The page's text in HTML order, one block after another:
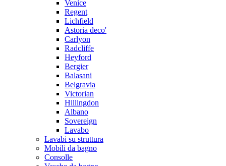
Venice
Regent
Lichfield
Astoria deco'
Carlyon
Radcliffe
Heyford
Bergier
Balasani
Belgravia
Victorian
Hillingdon
Albano
Sovereign
Lavabo
Lavabi su struttura
Mobili da bagno
Consolle